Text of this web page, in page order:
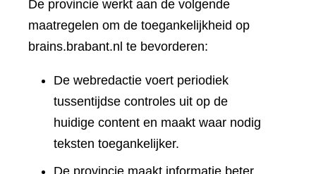
De provincie werkt aan de volgende
maatregelen om de toegankelijkheid op
brains.brabant.nl te bevorderen:
De webredactie voert periodiek
tussentijdse controles uit op de
huidige content en maakt waar nodig
teksten toegankelijker.